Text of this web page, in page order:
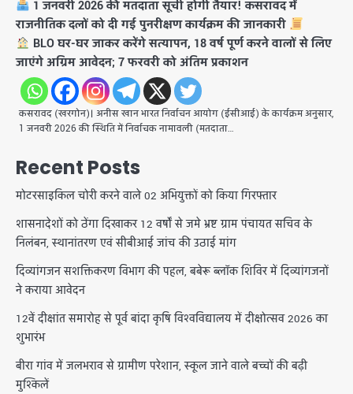
1 जनवरी 2026 की मतदाता सूची होगी तैयार! कसरावद में
राजनीतिक दलों को दी गई पुनरीक्षण कार्यक्रम की जानकारी
BLO घर-घर जाकर करेंगे सत्यापन, 18 वर्ष पूर्ण करने वालों से लिए
जाएंगे अग्रिम आवेदन; 7 फरवरी को अंतिम प्रकाशन
कसरावद (खरगोन)। अनीस खान ​भारत निर्वाचन आयोग (ईसीआई) के कार्यक्रम अनुसार,
1 जनवरी 2026 की स्थिति में निर्वाचक नामावली (मतदाता…
Recent Posts
मोटरसाइकिल चोरी करने वाले 02 अभियुक्तों को किया गिरफ्तार
शासनादेशों को ठेंगा दिखाकर 12 वर्षों से जमे भ्रष्ट ग्राम पंचायत सचिव के
निलंबन, स्थानांतरण एवं सीबीआई जांच की उठाई मांग
दिव्यांगजन सशक्तिकरण विभाग की पहल, बबेरू ब्लॉक शिविर में दिव्यांगजनों
ने कराया आवेदन
12वें दीक्षांत समारोह से पूर्व बांदा कृषि विश्वविद्यालय में दीक्षोत्सव 2026 का
शुभारंभ
बीरा गांव में जलभराव से ग्रामीण परेशान, स्कूल जाने वाले बच्चों की बढ़ी
मुश्किलें